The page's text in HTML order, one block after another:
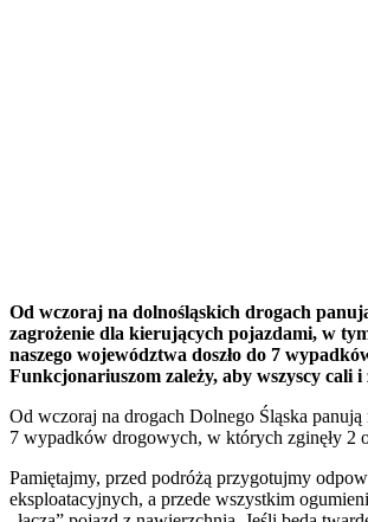
Od wczoraj na dolnośląskich drogach
zagrożenie dla kierujących pojazdami, w
naszego województwa doszło do 7
Funkcjonariuszom zależy, aby wszyscy cali
Od wczoraj na drogach Dolnego Śląska
7 wypadków drogowych, w których zginęły 2
Pamiętajmy, przed podróżą przygotujmy
eksploatacyjnych, a przede wszystkim